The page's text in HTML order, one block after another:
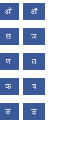
ओ औ
छ ज
ण त
फ ब
ळ ऴ